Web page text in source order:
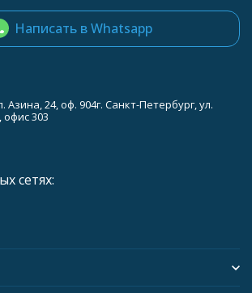
Написать в Whatsapp
Азина, 24, оф. 904г. Санкт-Петербург, ул.
офис 303
сетях: